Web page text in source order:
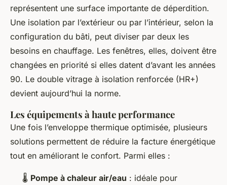
représentent une surface importante de déperdition.
Une isolation par l’extérieur ou par l’intérieur, selon la
configuration du bâti, peut diviser par deux les
besoins en chauffage. Les fenêtres, elles, doivent être
changées en priorité si elles datent d’avant les années
90. Le double vitrage à isolation renforcée (HR+)
devient aujourd’hui la norme.
Les équipements à haute performance
Une fois l’enveloppe thermique optimisée, plusieurs
solutions permettent de réduire la facture énergétique
tout en améliorant le confort. Parmi elles :
🌡️ Pompe à chaleur air/eau : idéale pour